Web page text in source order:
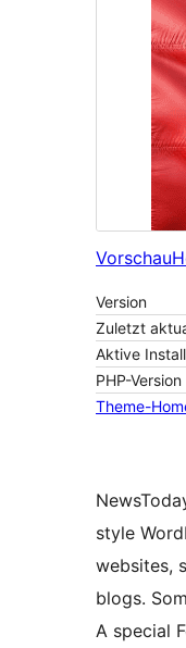
Vorschau
Version
Zuletzt
Aktive
PHP-Version
Theme-
style
websites,
blogs.
A special